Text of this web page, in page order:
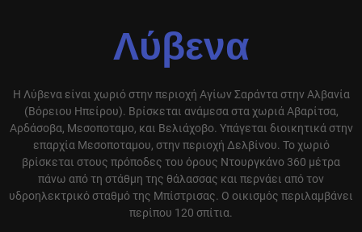
Λύβενα
Η Λύβενα είναι χωριό στην περιοχή Αγίων Σαράντα στην Αλβανία
(Βόρειου Ηπείρου). Βρίσκεται ανάμεσα στα χωριά Αβαρίτσα,
Αρδάσοβα, Μεσοποταμο, και Βελιάχοβο. Υπάγεται διοικητικά στην
επαρχία Μεσοποταμου, στην περιοχή Δελβίνου. Το χωριό
βρίσκεται στους πρόποδες του όρους Ντουργκάνο 360 μέτρα
πάνω από τη στάθμη της θάλασσας και περνάει από τον
υδροηλεκτρικό σταθμό της Μπίστρισας. Ο οικισμός περιλαμβάνει
περίπου 120 σπίτια.